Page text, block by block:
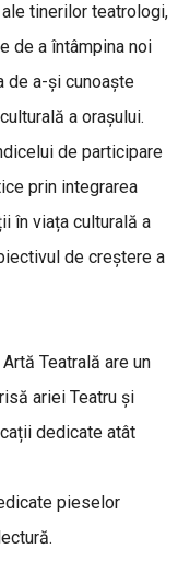
tinerilor teatrologi,
de a întâmpina noi
de a-și cunoaște
a orașului.
de participare
prin integrarea
în viața culturală a
de creștere a
Teatrală are un
ariei Teatru și
dedicate atât
pieselor